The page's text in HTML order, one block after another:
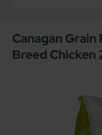
Canagan Grain
Breed Chicken